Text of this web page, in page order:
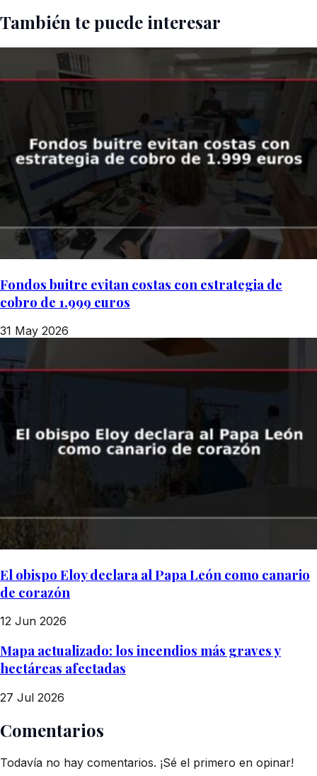
También te puede interesar
Fondos buitre evitan costas con estrategia de
cobro de 1.999 euros
31 May 2026
El obispo Eloy declara al Papa León como canario
de corazón
12 Jun 2026
Mapa actualizado: los incendios más graves y
hectáreas afectadas
27 Jul 2026
Comentarios
Todavía no hay comentarios. ¡Sé el primero en opinar!